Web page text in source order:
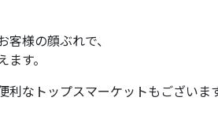
様の顔ぶれで、
す。
なトップスマーケットもございます